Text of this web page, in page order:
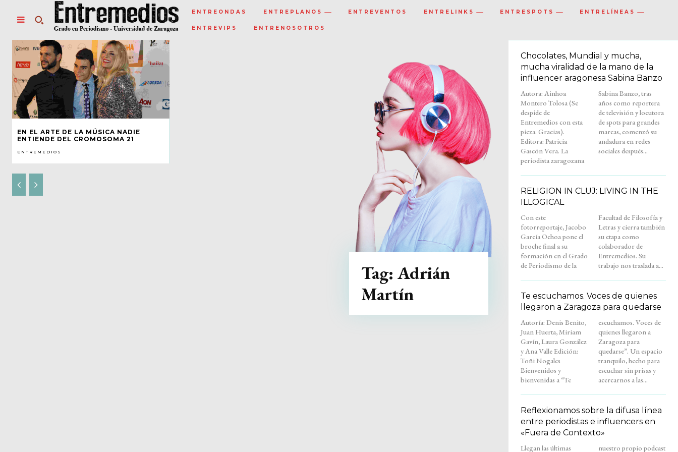
ENTREONDAS ENTREPLANOS ENTREVENTOS ENTRELINKS ENTRESPOTS ENTRELÍNEAS
ENTREVIPS ENTRENOSOTROS
EN EL ARTE DE LA MÚSICA NADIE
ENTIENDE DEL CROMOSOMA 21
ENTREMEDIOS
Tag: Adrián
Martín
Chocolates, Mundial y mucha,
mucha viralidad de la mano de la
influencer aragonesa Sabina Banzo
Autora: Ainhoa
Montero Tolosa (Se
despide de
Entremedios con esta
pieza. Gracias).
Editora: Patricia
Gascón Vera. La
periodista zaragozana
Sabina Banzo, tras
años como reportera
de televisión y locutora
de spots para grandes
marcas, comenzó su
andadura en redes
sociales después...
RELIGION IN CLUJ: LIVING IN THE
ILLOGICAL
Con este
fotorreportaje, Jacobo
García Ochoa pone el
broche final a su
formación en el Grado
de Periodismo de la
Facultad de Filosofía y
Letras y cierra también
su etapa como
colaborador de
Entremedios. Su
trabajo nos traslada a...
Te escuchamos. Voces de quienes
llegaron a Zaragoza para quedarse
Autoría: Denis Benito,
Juan Huerta, Miriam
Gavín, Laura González
y Ana Valle Edición:
Toñi Nogales
Bienvenidos y
bienvenidas a “Te
escuchamos. Voces de
quienes llegaron a
Zaragoza para
quedarse”. Un espacio
tranquilo, hecho para
escuchar sin prisas y
acercarnos a las...
Reflexionamos sobre la difusa línea
entre periodistas e influencers en
«Fuera de Contexto»
Llegan las últimas
nuestro propio podcast